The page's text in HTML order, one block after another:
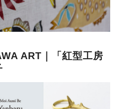
ART｜「紅型工房